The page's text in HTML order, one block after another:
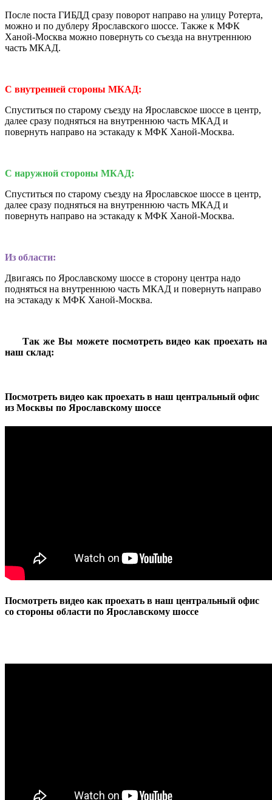
После поста ГИБДД сразу поворот направо на улицу Ротерта,
можно и по дублеру Ярославского шоссе. Также к МФК
Ханой-Москва можно повернуть со съезда на внутреннюю
часть МКАД.
С внутренней стороны МКАД:
Спуститься по старому съезду на Ярославское шоссе в центр,
далее сразу подняться на внутреннюю часть МКАД и
повернуть направо на эстакаду к МФК Ханой-Москва.
С наружной стороны МКАД:
Спуститься по старому съезду на Ярославское шоссе в центр,
далее сразу подняться на внутреннюю часть МКАД и
повернуть направо на эстакаду к МФК Ханой-Москва.
Из области:
Двигаясь по Ярославскому шоссе в сторону центра надо
подняться на внутреннюю часть МКАД и повернуть направо
на эстакаду к МФК Ханой-Москва.
Так же Вы можете посмотреть видео как проехать на
наш склад:
Посмотреть видео как проехать в наш центральный офис
из Москвы по Ярославскому шоссе
Посмотреть видео как проехать в наш центральный офис
со стороны области по Ярославскому шоссе